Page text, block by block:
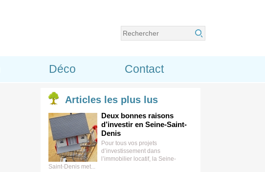
Déco Contact
Articles les plus lus
Deux bonnes raisons
d’investir en Seine-Saint-
Denis
Pour tous vos projets
d’investissement dans
l’immobilier locatif, la Seine-
Saint-Denis met...